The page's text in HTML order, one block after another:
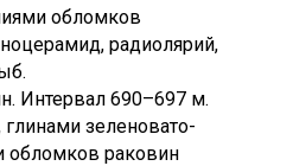
обломков
радиолярий,
Интервал 690–697 м.
зеленовато-
раковин